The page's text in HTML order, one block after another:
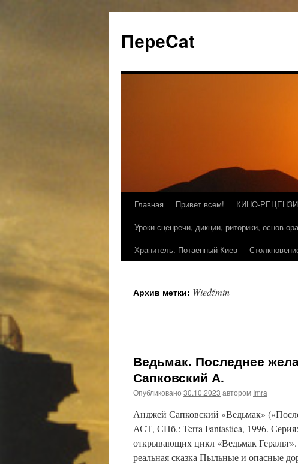
ПереCat
Главная Привет всем! КИНО-
Уроки сценречи, дикции, риторики, основ
Хранитель. Потаенный Киев
Архив метки: Wiedźmin
Ведьмак. Последнее
Сапковский А.
Опубликовано 30.10.2023 автором Imra
Анджей Сапковский «Ведьмак»
АСТ, СПб.: Terra Fantastica, 1996.
открывающих цикл «Ведьмак
реальная сказка Пыльные и опасные